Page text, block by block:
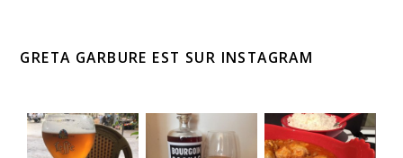
GRETA GARBURE EST SUR INSTAGRAM